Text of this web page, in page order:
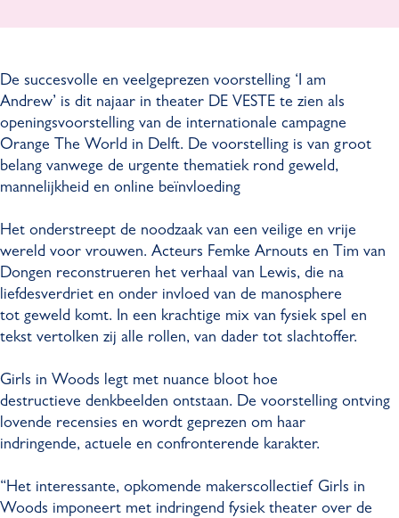
o
d
s
-
I
a
A
n
d
r
e
w
W
o
o
d
s
-
a
m
A
n
d
r
w
d
s
-
I
a
m
n
d
r
e
w
n
W
o
o
d
s
I
a
m
A
n
d
e
w
De succesvolle en veelgeprezen voorstelling ‘I am
Andrew’ is dit najaar in theater DE VESTE te zien als
openingsvoorstelling van de internationale campagne
Orange The World in Delft. De voorstelling is van groot
belang vanwege de urgente thematiek rond geweld,
mannelijkheid en online beïnvloeding
Het onderstreept de noodzaak van een veilige en vrije
wereld voor vrouwen. Acteurs Femke Arnouts en Tim van
Dongen reconstrueren het verhaal van Lewis, die na
liefdesverdriet en onder invloed van de manosphere
tot geweld komt. In een krachtige mix van fysiek spel en
tekst vertolken zij alle rollen, van dader tot slachtoffer.
Girls in Woods legt met nuance bloot hoe
destructieve denkbeelden ontstaan. De voorstelling ontving
lovende recensies en wordt geprezen om haar
indringende, actuele en confronterende karakter.
“Het interessante, opkomende makerscollectief Girls in
Woods imponeert met indringend fysiek theater over de